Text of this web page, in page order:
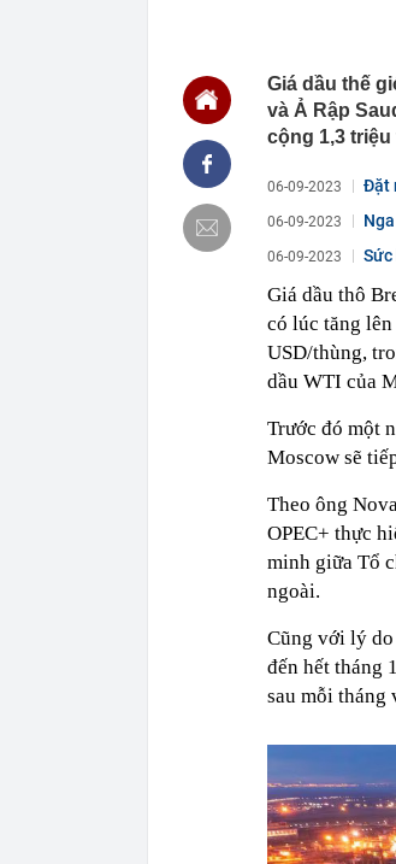
Giá dầu thế
và Ả Rập
cộng 1,3
06-09-2023 Đặt
06-09-2023
06-09-2023
Giá dầu thô
có lúc tăng lên
USD/thùng,
dầu WTI của
Trước đó một
Moscow sẽ
Theo ông
OPEC+ thực
minh giữa Tổ
ngoài.
Cũng với lý
đến hết tháng
sau mỗi tháng